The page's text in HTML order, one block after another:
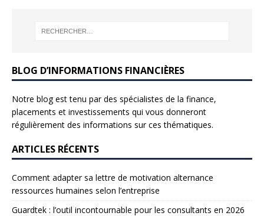
BLOG D’INFORMATIONS FINANCIÈRES
Notre blog est tenu par des spécialistes de la finance,
placements et investissements qui vous donneront
régulièrement des informations sur ces thématiques.
ARTICLES RÉCENTS
Comment adapter sa lettre de motivation alternance
ressources humaines selon l’entreprise
Guardtek : l’outil incontournable pour les consultants en 2026